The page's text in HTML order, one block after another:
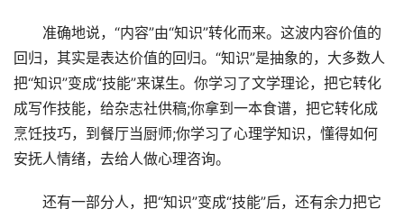
准确地说，“内容”由“知识”转化而来。这波内容价值的
回归，其实是表达价值的回归。“知识”是抽象的，大多数人
把“知识”变成“技能”来谋生。你学习了文学理论，把它转化
成写作技能，给杂志社供稿;你拿到一本食谱，把它转化成
烹饪技巧，到餐厅当厨师;你学习了心理学知识，懂得如何
安抚人情绪，去给人做心理咨询。
还有一部分人，把“知识”变成“技能”后，还有余力把它